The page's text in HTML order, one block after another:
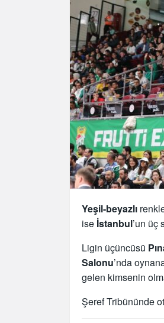
Yeşil-beyazlı
ise İstanbul’un üç
Ligin üçüncüsü
Salonu’nda
gelen kimsenin
Şeref Tribününde